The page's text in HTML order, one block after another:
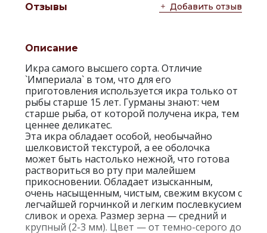
Отзывы Добавить отзыв
Описание
Икра самого высшего сорта. Отличие
`Империала` в том, что для его
приготовления используется икра только от
рыбы старше 15 лет. Гурманы знают: чем
старше рыба, от которой получена икра, тем
ценнее деликатес.
Эта икра обладает особой, необычайно
шелковистой текстурой, а ее оболочка
может быть настолько нежной, что готова
раствориться во рту при малейшем
прикосновении. Обладает изысканным,
очень насыщенным, чистым, свежим вкусом с
легчайшей горчинкой и легким послевкусием
сливок и ореха. Размер зерна — средний и
крупный (2-3 мм). Цвет — от темно-серого до